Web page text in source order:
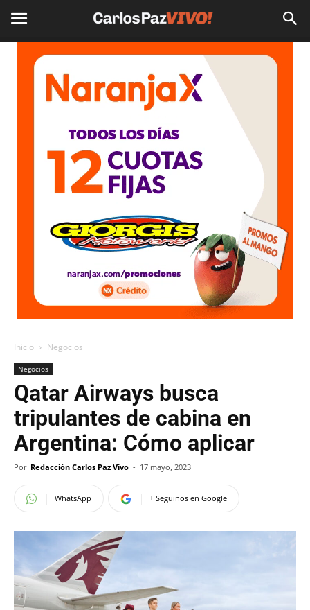
Inicio Negocios
Negocios
Qatar Airways busca
tripulantes de cabina en
Argentina: Cómo aplicar
Por Redacción Carlos Paz Vivo - 17 mayo, 2023
WhatsApp + Seguinos en Google